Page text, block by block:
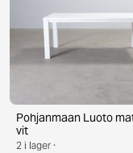
Pohjanmaan Luoto
vit
2 i lager ·